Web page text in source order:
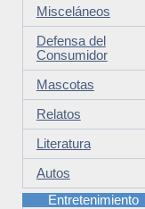
Misceláneos
Defensa del
Consumidor
Mascotas
Relatos
Literatura
Autos
Entretenimiento